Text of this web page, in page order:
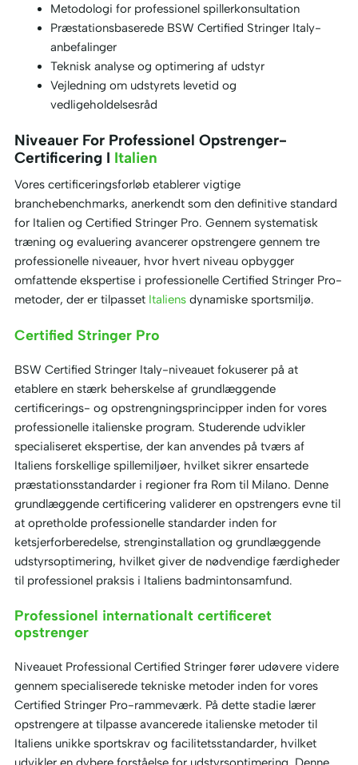
Metodologi for professionel spillerkonsultation
Præstationsbaserede BSW Certified Stringer Italy-
anbefalinger
Teknisk analyse og optimering af udstyr
Vejledning om udstyrets levetid og
vedligeholdelsesråd
Niveauer For Professionel Opstrenger-
Certificering I Italien
Vores certificeringsforløb etablerer vigtige
branchebenchmarks, anerkendt som den definitive standard
for Italien og Certified Stringer Pro. Gennem systematisk
træning og evaluering avancerer opstrengere gennem tre
professionelle niveauer, hvor hvert niveau opbygger
omfattende ekspertise i professionelle Certified Stringer Pro-
metoder, der er tilpasset Italiens dynamiske sportsmiljø.
Certified Stringer Pro
BSW Certified Stringer Italy-niveauet fokuserer på at
etablere en stærk beherskelse af grundlæggende
certificerings- og opstrengningsprincipper inden for vores
professionelle italienske program. Studerende udvikler
specialiseret ekspertise, der kan anvendes på tværs af
Italiens forskellige spillemiljøer, hvilket sikrer ensartede
præstationsstandarder i regioner fra Rom til Milano. Denne
grundlæggende certificering validerer en opstrengers evne til
at opretholde professionelle standarder inden for
ketsjerforberedelse, strenginstallation og grundlæggende
udstyrsoptimering, hvilket giver de nødvendige færdigheder
til professionel praksis i Italiens badmintonsamfund.
Professionel internationalt certificeret
opstrenger
Niveauet Professional Certified Stringer fører udøvere videre
gennem specialiserede tekniske metoder inden for vores
Certified Stringer Pro-rammeværk. På dette stadie lærer
opstrengere at tilpasse avancerede italienske metoder til
Italiens unikke sportskrav og facilitetsstandarder, hvilket